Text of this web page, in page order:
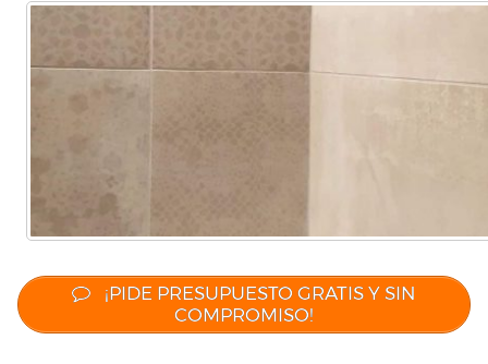
¡PIDE PRESUPUESTO GRATIS Y SIN
COMPROMISO!